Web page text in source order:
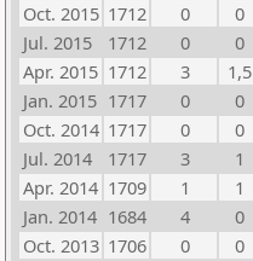
Oct. 2015 1712 0
0
Jul. 2015
1712 0
0
Apr. 2015 1712 3
1,5
Jan. 2015 1717 0
0
Oct. 2014 1717 0
0
Jul. 2014
1717 3
1
Apr. 2014 1709 1
1
Jan. 2014 1684 4
0
Oct. 2013 1706 0
0